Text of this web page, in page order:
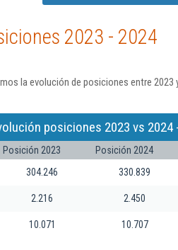
2023 - 2024
la evolución de posiciones entre 2023
posiciones 2023 vs 2024
Posición 2023 Posición 2024
304.246 330.839
2.216 2.450
10.071 10.707